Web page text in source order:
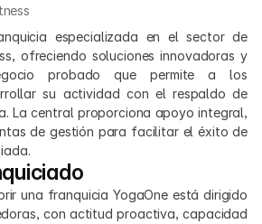
especializada en el sector de
ofreciendo soluciones innovadoras y
probado que permite a los
su actividad con el respaldo de
La central proporciona apoyo integral,
de gestión para facilitar el éxito de
una franquicia YogaOne está dirigido
con actitud proactiva, capacidad